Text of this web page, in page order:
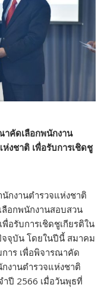
คัดเลือกพนักงาน
งชาติ เพื่อรับการเชิดชู
กงานตำรวจแห่งชาติ
อกพนักงานสอบสวน
อรับการเชิดชูเกียรติใน
จุบัน โดยในปีนี้ สมาคม
าร เพื่อพิจารณาคัด
งานตำรวจแห่งชาติ
ำปี 2566 เมื่อวันพุธที่